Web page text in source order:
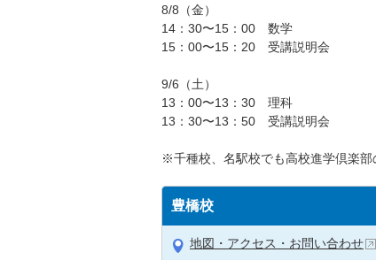
8/8（金）
14：30〜15：00 数学
15：00〜15：20 受講説明会
9/6（土）
13：00〜13：30 理科
13：30〜13：50 受講説明会
※千種校、名駅校でも高校進学倶楽部
豊橋校
地図・アクセス・お問い合わせ